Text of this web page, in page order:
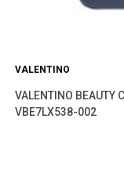
VALENTINO
VALENTINO BEAUTY
VBE7LX538-002